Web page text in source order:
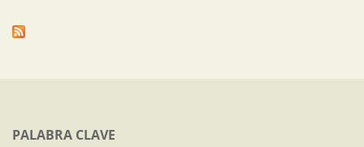
PALABRA CLAVE